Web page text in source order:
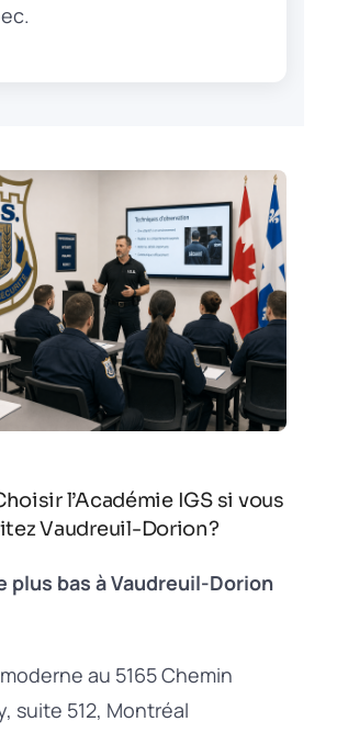
l’Académie IGS si vous
Vaudreuil-Dorion?
plus bas à Vaudreuil-Dorion
au 5165 Chemin
suite 512, Montréal